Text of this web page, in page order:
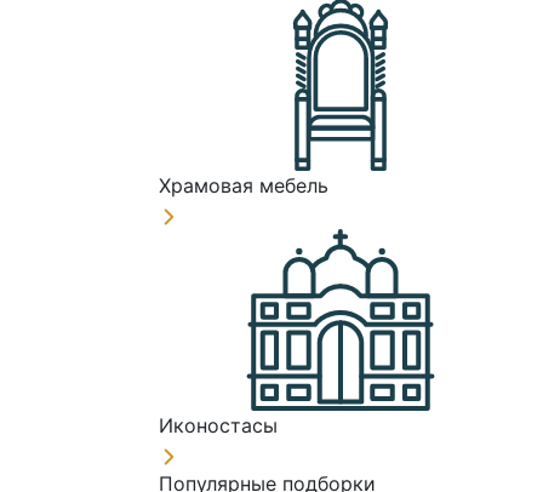
Храмовая мебель
Иконостасы
Популярные подборки